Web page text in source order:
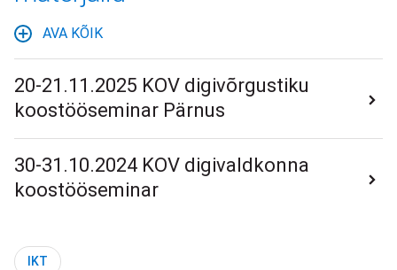
AVA KÕIK
20-21.11.2025 KOV digivõrgustiku
koostööseminar Pärnus
30-31.10.2024 KOV digivaldkonna
koostööseminar
IKT